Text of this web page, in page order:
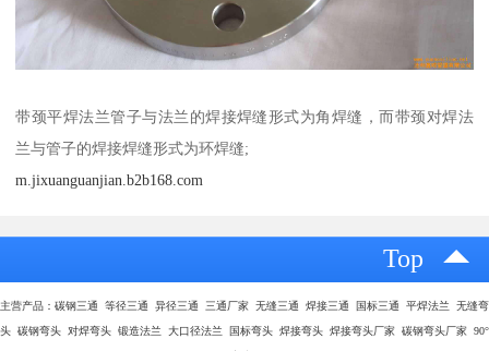
带颈平焊法兰管子与法兰的焊接焊缝形式为角焊缝，而带颈对焊法
兰与管子的焊接焊缝形式为环焊缝;
m.jixuanguanjian.b2b168.com
Top
主营产品：碳钢三通 等径三通 异径三通 三通厂家 无缝三通 焊接三通 国标三通 平焊法兰 无缝弯
头 碳钢弯头 对焊弯头 锻造法兰 大口径法兰 国标弯头 焊接弯头 焊接弯头厂家 碳钢弯头厂家 90°